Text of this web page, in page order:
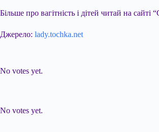
Більше про вагітність і дітей читай на сайті
Джерело: lady.tochka.net
No votes yet.
No votes yet.